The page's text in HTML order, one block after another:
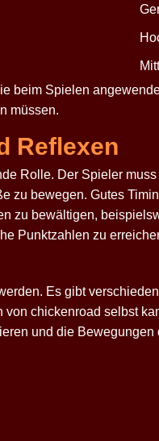
beim Spielen
müssen.
Reflexen
Rolle. Der Spieler
zu bewegen. Gutes
zu bewältigen,
Punktzahlen zu
Es gibt
von chickenroad selbst
und die